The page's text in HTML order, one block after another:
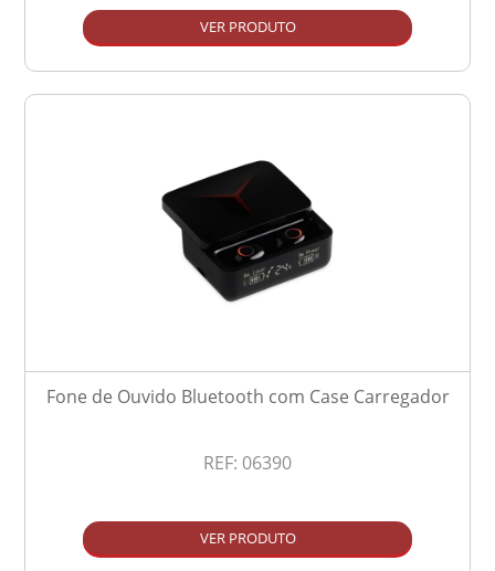
VER PRODUTO
Fone de Ouvido Bluetooth com Case Carregador
REF: 06390
VER PRODUTO